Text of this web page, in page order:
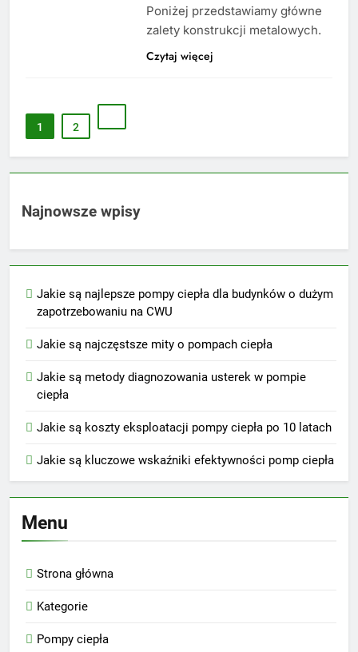
Poniżej przedstawiamy główne
zalety konstrukcji metalowych.
Czytaj więcej
1 2
Najnowsze wpisy
Jakie są najlepsze pompy ciepła dla budynków o dużym
zapotrzebowaniu na CWU
Jakie są najczęstsze mity o pompach ciepła
Jakie są metody diagnozowania usterek w pompie
ciepła
Jakie są koszty eksploatacji pompy ciepła po 10 latach
Jakie są kluczowe wskaźniki efektywności pomp ciepła
Menu
Strona główna
Kategorie
Pompy ciepła